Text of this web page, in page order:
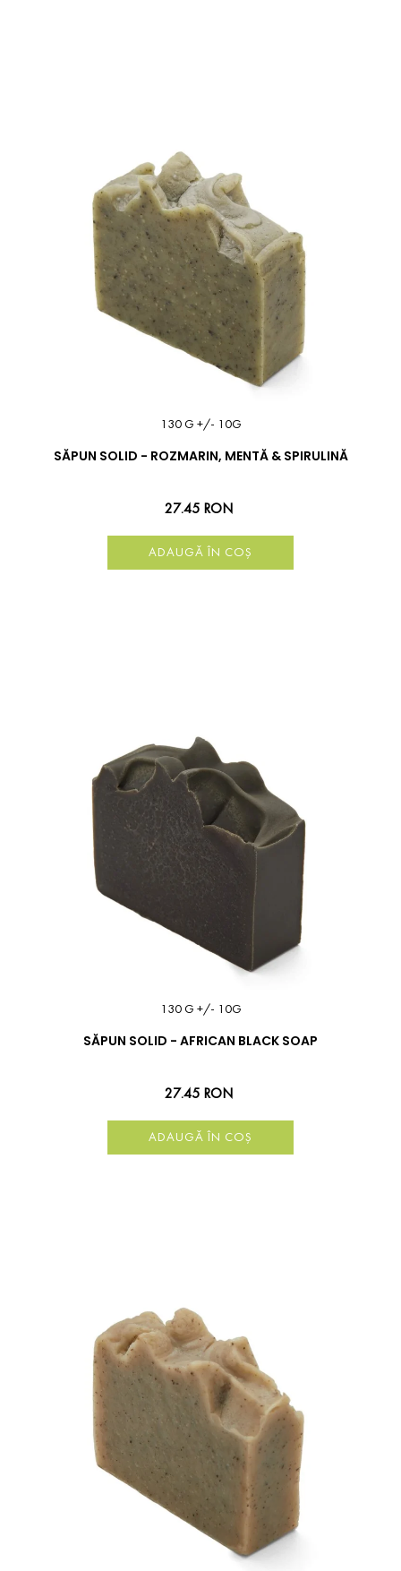
130 G +/- 10G
SĂPUN SOLID - ROZMARIN, MENTĂ & SPIRULINĂ
27.45 RON
ADAUGĂ ÎN COȘ
130 G +/- 10G
SĂPUN SOLID - AFRICAN BLACK SOAP
27.45 RON
ADAUGĂ ÎN COȘ